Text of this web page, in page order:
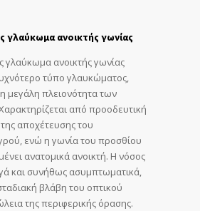
γλαύκωμα ανοικτής γωνίας
ανοικτής γωνίας
τύπο γλαυκώματος,
μεγάλη πλειονότητα των
από προοδευτική
αποχέτευσης του
ενώ η γωνία του προσθίου
ανατομικά ανοικτή. Η νόσος
και συνήθως ασυμπτωματικά,
βλάβη του οπτικού
της περιφερικής όρασης.